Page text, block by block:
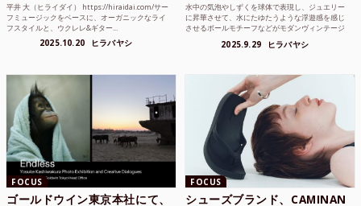
平井 大（ヒライダイ） https://hiraidai.com/サー
フミュージックをベースに、オーガニックなライ
フスタイルと、ウクレレ&ギター...
2025.10.20 ヒラバヤシ
水中の気泡やしずくを球体で表現し、ジュエリー
に昇華させて、水にたゆたうような浮遊感を感じ
させるボールモチーフなどがモダンヴィンテージ
2025.9.29 ヒラバヤシ
FOCUS
ゴールドウイン東京本社にて、
FOCUS
シューズブランド、CAMINAN